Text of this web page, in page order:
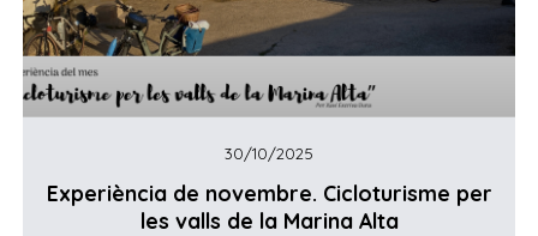
30/10/2025
Experiència de novembre. Cicloturisme per
les valls de la Marina Alta